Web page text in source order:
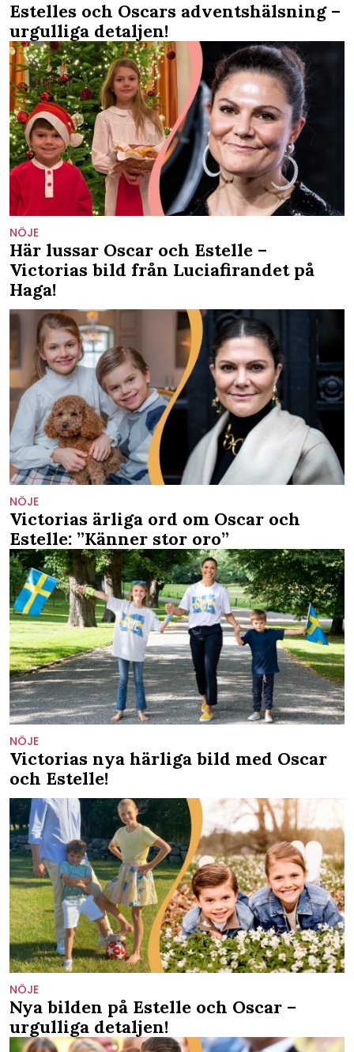
Estelles och Oscars adventshälsning –
urgulliga detaljen!
NÖJE
Här lussar Oscar och Estelle –
Victorias bild från Luciafirandet på
Haga!
NÖJE
Victorias ärliga ord om Oscar och
Estelle: ”Känner stor oro”
NÖJE
Victorias nya härliga bild med Oscar
och Estelle!
NÖJE
Nya bilden på Estelle och Oscar –
urgulliga detaljen!